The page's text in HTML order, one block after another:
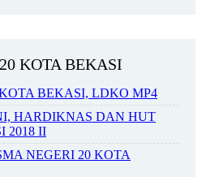
KOTA BEKASI
BEKASI, LDKO MP4
HARDIKNAS DAN HUT
2018 II
NEGERI 20 KOTA